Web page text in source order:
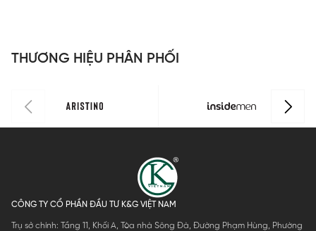
IPS118MAH
THƯƠNG HIỆU PHÂN PHỐI
CÔNG TY CỔ PHẦN ĐẦU TƯ K&G VIỆT NAM
Trụ sở chính: Tầng 11, Khối A, Tòa nhà Sông Đà, Đường Phạm Hùng, Phường